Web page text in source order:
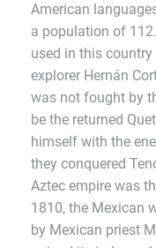
American
a population of
used in this
explorer Hernán
was not fought by
be the returned
himself with the
they conquered
Aztec empire was
1810, the Mexican
by Mexican priest